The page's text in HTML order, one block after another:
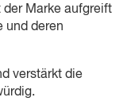
der Marke aufgreift
und deren
verstärkt die